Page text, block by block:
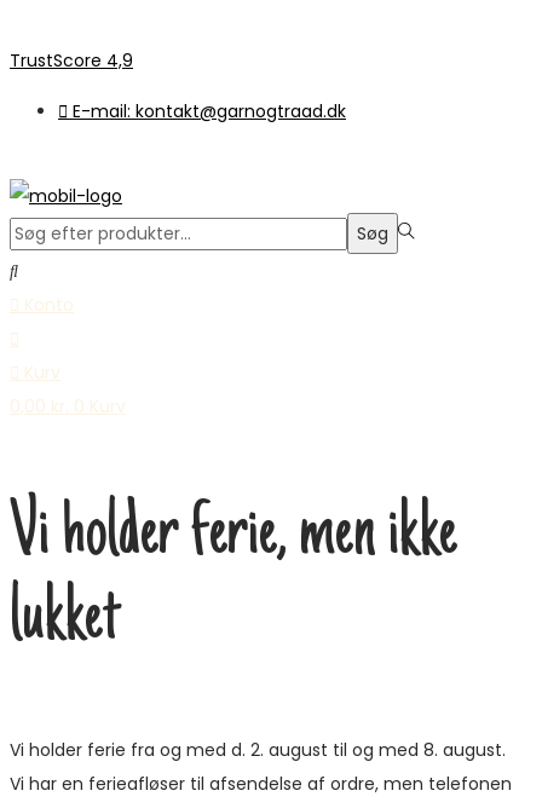
TrustScore 4,9
E-mail: kontakt@garnogtraad.dk
Søge
efter:>
Søg
Konto
Kurv
0,00 kr. 0 Kurv
Vi holder ferie, men ikke
lukket
Vi holder ferie fra og med d. 2. august til og med 8. august.
Vi har en ferieafløser til afsendelse af ordre, men telefonen